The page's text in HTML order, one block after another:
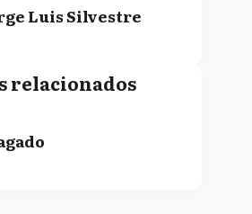
Luis Silvestre
relacionados